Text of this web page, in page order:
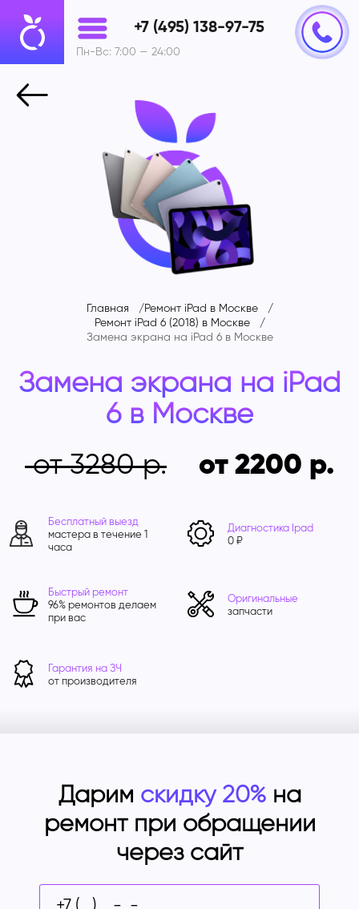
+7 (495) 138-97-75
Пн-Вс: 7:00 — 24:00
Главная
Ремонт iPad в Москве
Ремонт iPad 6 (2018) в Москве
Замена экрана на iPad 6 в Москве
Замена экрана на iPad
6 в Москве
от 3280
от 2200
Бесплатный выезд
мастера в течение 1
часа
Диагностика Ipad
0 ₽
Быстрый ремонт
96% ремонтов делаем
при вас
Оригинальные
запчасти
Гарантия на ЗЧ
от производителя
Дарим скидку 20%на
ремонт при обращении
через сайт